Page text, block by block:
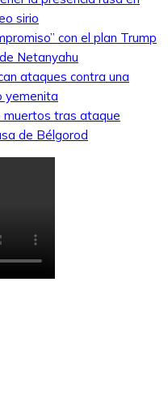
sirio
con el plan Trump
Netanyahu
ataques contra una
yemenita
muertos tras ataque
de Bélgorod